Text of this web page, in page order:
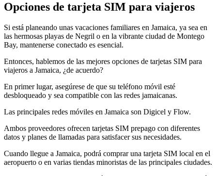
Opciones de tarjeta SIM para viajeros
Si está planeando unas vacaciones familiares en Jamaica, ya sea en
las hermosas playas de Negril o en la vibrante ciudad de Montego
Bay, mantenerse conectado es esencial.
Entonces, hablemos de las mejores opciones de tarjetas SIM para
viajeros a Jamaica, ¿de acuerdo?
En primer lugar, asegúrese de que su teléfono móvil esté
desbloqueado y sea compatible con las redes jamaicanas.
Las principales redes móviles en Jamaica son Digicel y Flow.
Ambos proveedores ofrecen tarjetas SIM prepago con diferentes
datos y planes de llamadas para satisfacer sus necesidades.
Cuando llegue a Jamaica, podrá comprar una tarjeta SIM local en el
aeropuerto o en varias tiendas minoristas de las principales ciudades.